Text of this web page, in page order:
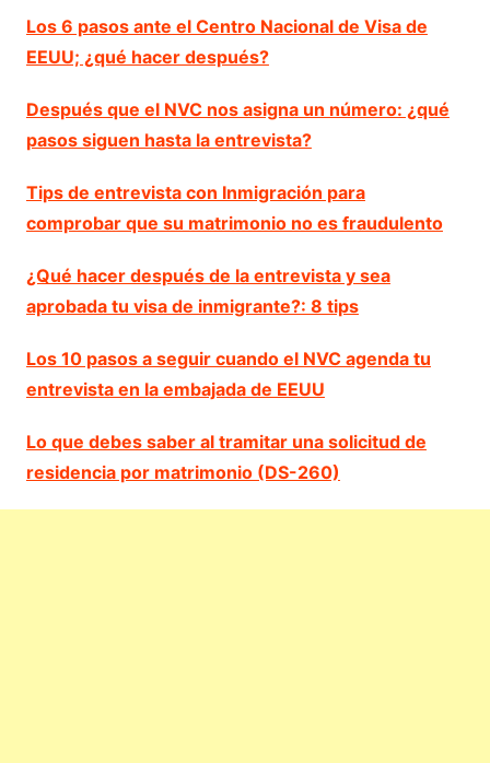
Los 6 pasos ante el Centro Nacional de Visa de
EEUU; ¿qué hacer después?
Después que el NVC nos asigna un número: ¿qué
pasos siguen hasta la entrevista?
Tips de entrevista con Inmigración para
comprobar que su matrimonio no es fraudulento
¿Qué hacer después de la entrevista y sea
aprobada tu visa de inmigrante?: 8 tips
Los 10 pasos a seguir cuando el NVC agenda tu
entrevista en la embajada de EEUU
Lo que debes saber al tramitar una solicitud de
residencia por matrimonio (DS-260)